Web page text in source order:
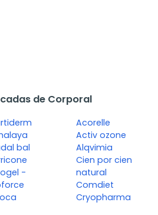
de Corporal
bal
-
Acorelle
Activ ozone
Alqvimia
Cien por cien
natural
Comdiet
Cryopharma